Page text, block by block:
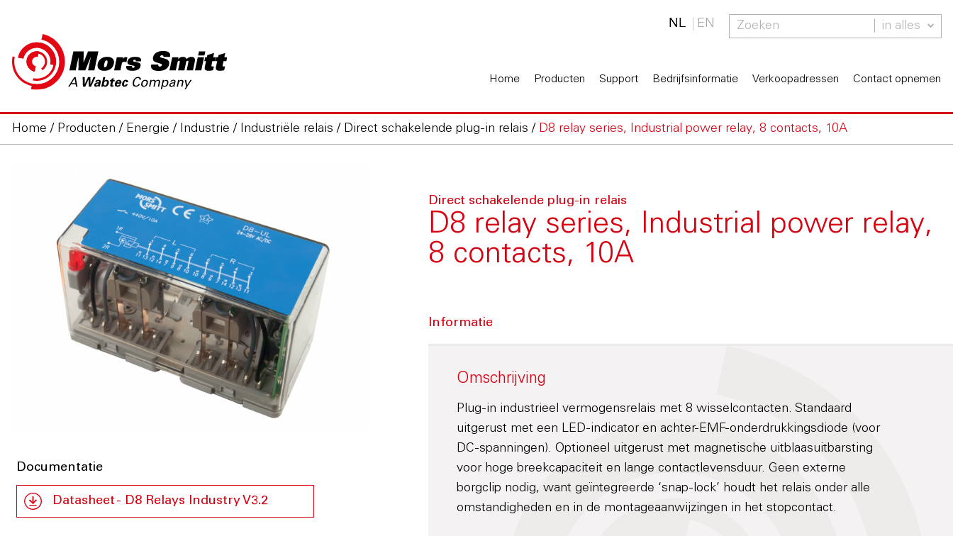
NL EN in alles
Home Producten Support Bedrijfsinformatie Verkoopadressen Contact opnemen
Home / Producten / Energie / Industrie / Industriële relais / Direct schakelende plug-in relais / D8 relay series, Industrial power relay, 8 contacts, 10A
Documentatie
Datasheet - D8 Relays Industry V3.2
Direct schakelende plug-in relais
D8 relay series, Industrial power relay,
8 contacts, 10A
Informatie
Omschrijving
Plug-in industrieel vermogensrelais met 8 wisselcontacten. Standaard
uitgerust met een LED-indicator en achter-EMF-onderdrukkingsdiode (voor
DC-spanningen). Optioneel uitgerust met magnetische uitblaasuitbarsting
voor hoge breekcapaciteit en lange contactlevensduur. Geen externe
borgclip nodig, want geïntegreerde ‘snap-lock’ houdt het relais onder alle
omstandigheden en in de montageaanwijzingen in het stopcontact.